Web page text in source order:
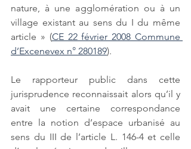
nature, à une agglomération ou à un
village existant au sens du I du même
article » (CE 22 février 2008 Commune
d’Excenevex n° 280189).
Le rapporteur public dans cette
jurisprudence reconnaissait alors qu’il y
avait une certaine correspondance
entre la notion d’espace urbanisé au
sens du III de l’article L. 146-4 et celle